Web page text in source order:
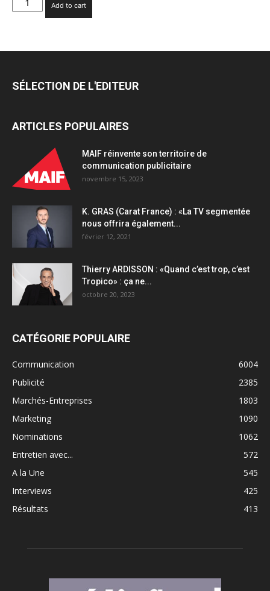
Kreme
Gare
et
Nord
Add to cart
SÉLECTION DE L'EDITEUR
ARTICLES POPULAIRES
MAIF réinvente son territoire de
communication publicitaire
novembre 15, 2023
K. GRAS (Carat France) : «La TV segmentée
nous offrira également...
février 12, 2021
Thierry ARDISSON : «Quand c’est trop, c’est
Tropico» : ça ne...
octobre 20, 2023
CATÉGORIE POPULAIRE
Communication
6004
Publicité
2385
Marchés-Entreprises
1803
Marketing
1090
Nominations
1062
Entretien avec...
572
A la Une
545
Interviews
425
Résultats
413